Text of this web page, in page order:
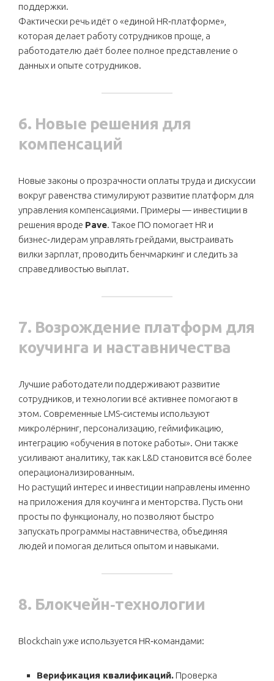
поддержки.
Фактически речь идёт о «единой HR‑платформе»,
которая делает работу сотрудников проще, а
работодателю даёт более полное представление о
данных и опыте сотрудников.
6. Новые решения для
компенсаций
Новые законы о прозрачности оплаты труда и дискуссии
вокруг равенства стимулируют развитие платформ для
управления компенсациями. Примеры — инвестиции в
решения вроде Pave. Такое ПО помогает HR и
бизнес‑лидерам управлять грейдами, выстраивать
вилки зарплат, проводить бенчмаркинг и следить за
справедливостью выплат.
7. Возрождение платформ для
коучинга и наставничества
Лучшие работодатели поддерживают развитие
сотрудников, и технологии всё активнее помогают в
этом. Современные LMS‑системы используют
микролёрнинг, персонализацию, геймификацию,
интеграцию «обучения в потоке работы». Они также
усиливают аналитику, так как L&D становится всё более
операционализированным.
Но растущий интерес и инвестиции направлены именно
на приложения для коучинга и менторства. Пусть они
просты по функционалу, но позволяют быстро
запускать программы наставничества, объединяя
людей и помогая делиться опытом и навыками.
8. Блокчейн‑технологии
Blockchain уже используется HR‑командами:
Верификация квалификаций. Проверка